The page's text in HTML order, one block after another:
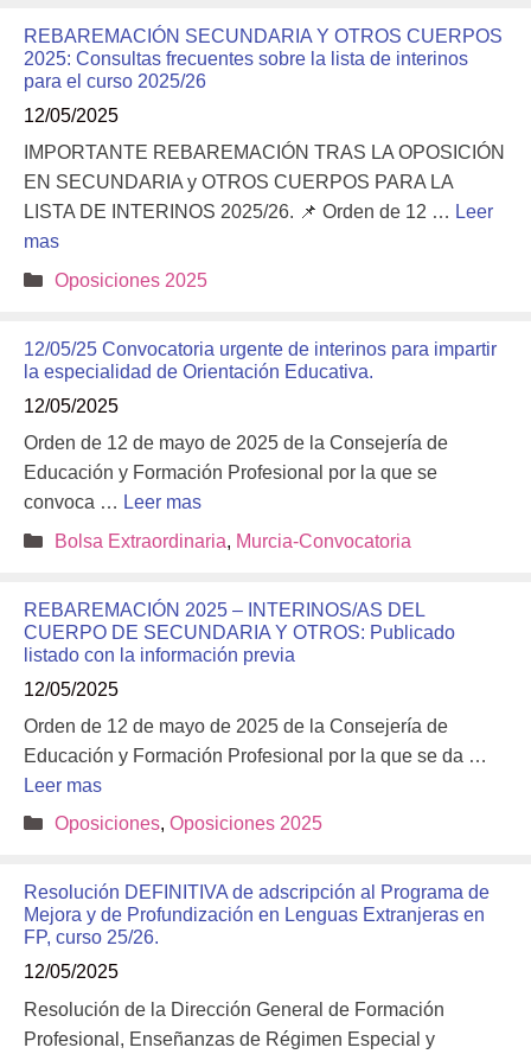
REBAREMACIÓN SECUNDARIA Y OTROS CUERPOS
2025: Consultas frecuentes sobre la lista de interinos
para el curso 2025/26
12/05/2025
IMPORTANTE REBAREMACIÓN TRAS LA OPOSICIÓN
EN SECUNDARIA y OTROS CUERPOS PARA LA
LISTA DE INTERINOS 2025/26. 📌 Orden de 12 … Leer
mas
Categorías
Oposiciones 2025
12/05/25 Convocatoria urgente de interinos para impartir
la especialidad de Orientación Educativa.
12/05/2025
Orden de 12 de mayo de 2025 de la Consejería de
Educación y Formación Profesional por la que se
convoca … Leer mas
Categorías
Bolsa Extraordinaria, Murcia-Convocatoria
REBAREMACIÓN 2025 – INTERINOS/AS DEL
CUERPO DE SECUNDARIA Y OTROS: Publicado
listado con la información previa
12/05/2025
Orden de 12 de mayo de 2025 de la Consejería de
Educación y Formación Profesional por la que se da …
Leer mas
Categorías
Oposiciones, Oposiciones 2025
Resolución DEFINITIVA de adscripción al Programa de
Mejora y de Profundización en Lenguas Extranjeras en
FP, curso 25/26.
12/05/2025
Resolución de la Dirección General de Formación
Profesional, Enseñanzas de Régimen Especial y